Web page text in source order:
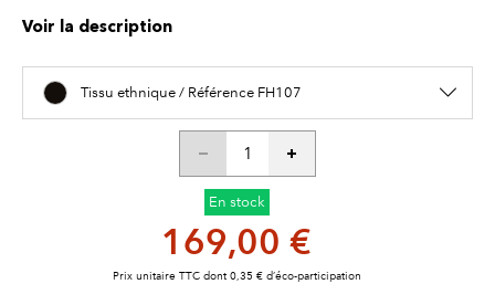
Voir la description
Tissu ethnique / Référence FH107
En stock
169,00 €
Prix unitaire TTC dont 0,35 € d’éco-participation